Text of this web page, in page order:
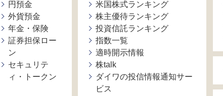
円預金
外貨預金
年金・保険
証券担保ロー
ン
セキュリテ
ィ・トークン
米国株式ランキング
株主優待ランキング
投資信託ランキング
指数一覧
適時開示情報
株talk
ダイワの投信情報通知サー
ビス